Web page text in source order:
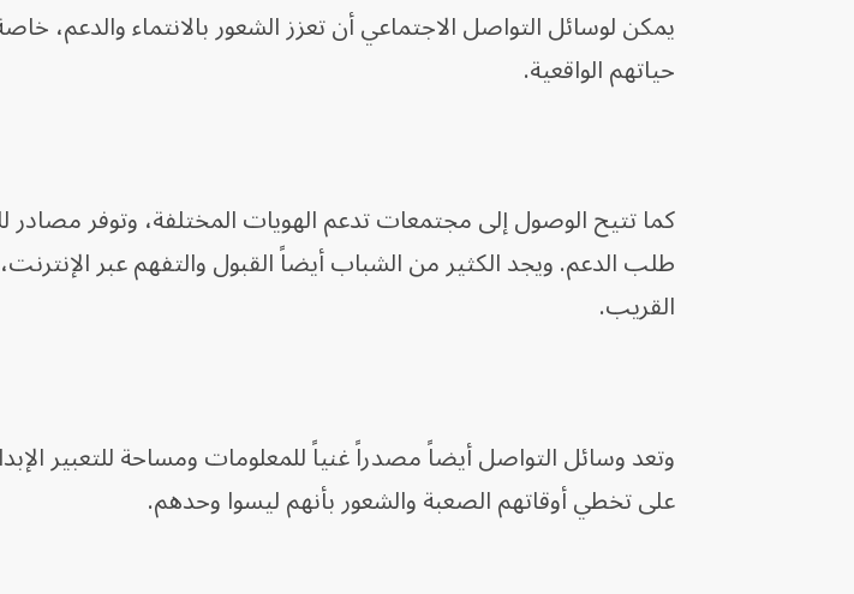
يمكن لوسائل التواصل الاجتماعي أن تعزز الشعور بالانتماء والدعم،
حياتهم الواقعية.
كما تتيح الوصول إلى مجتمعات تدعم الهويات المختلفة، وتوفر
طلب الدعم. ويجد الكثير من الشباب أيضاً القبول والتفهم عبر
القريب.
وتعد وسائل التواصل أيضاً مصدراً غنياً للمعلومات ومساحة للتعبير
على تخطي أوقاتهم الصعبة والشعور بأنهم ليسوا وحدهم.